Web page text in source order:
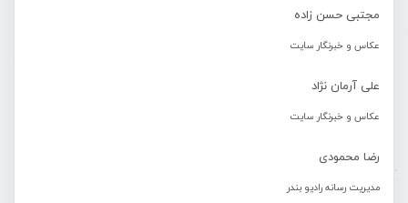
مجتبی حسن زاده
عکاس و خبرنگار سایت
علی آرمان نژاد
عکاس و خبرنگار سایت
رضا محمودی
مدیریت رسانه رادیو بندر